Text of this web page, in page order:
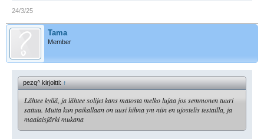
24/3/25
Tama
Member
pezq^ kirjoitti: ↑
Lähtee kyllä, ja lähtee solijet kans matosta melko lujaa jos semmonen tuuri
sattuu. Mutta kun paikallaan on uusi hihna ym niin en ujostelis testailla, ja
maalaisjärki mukana